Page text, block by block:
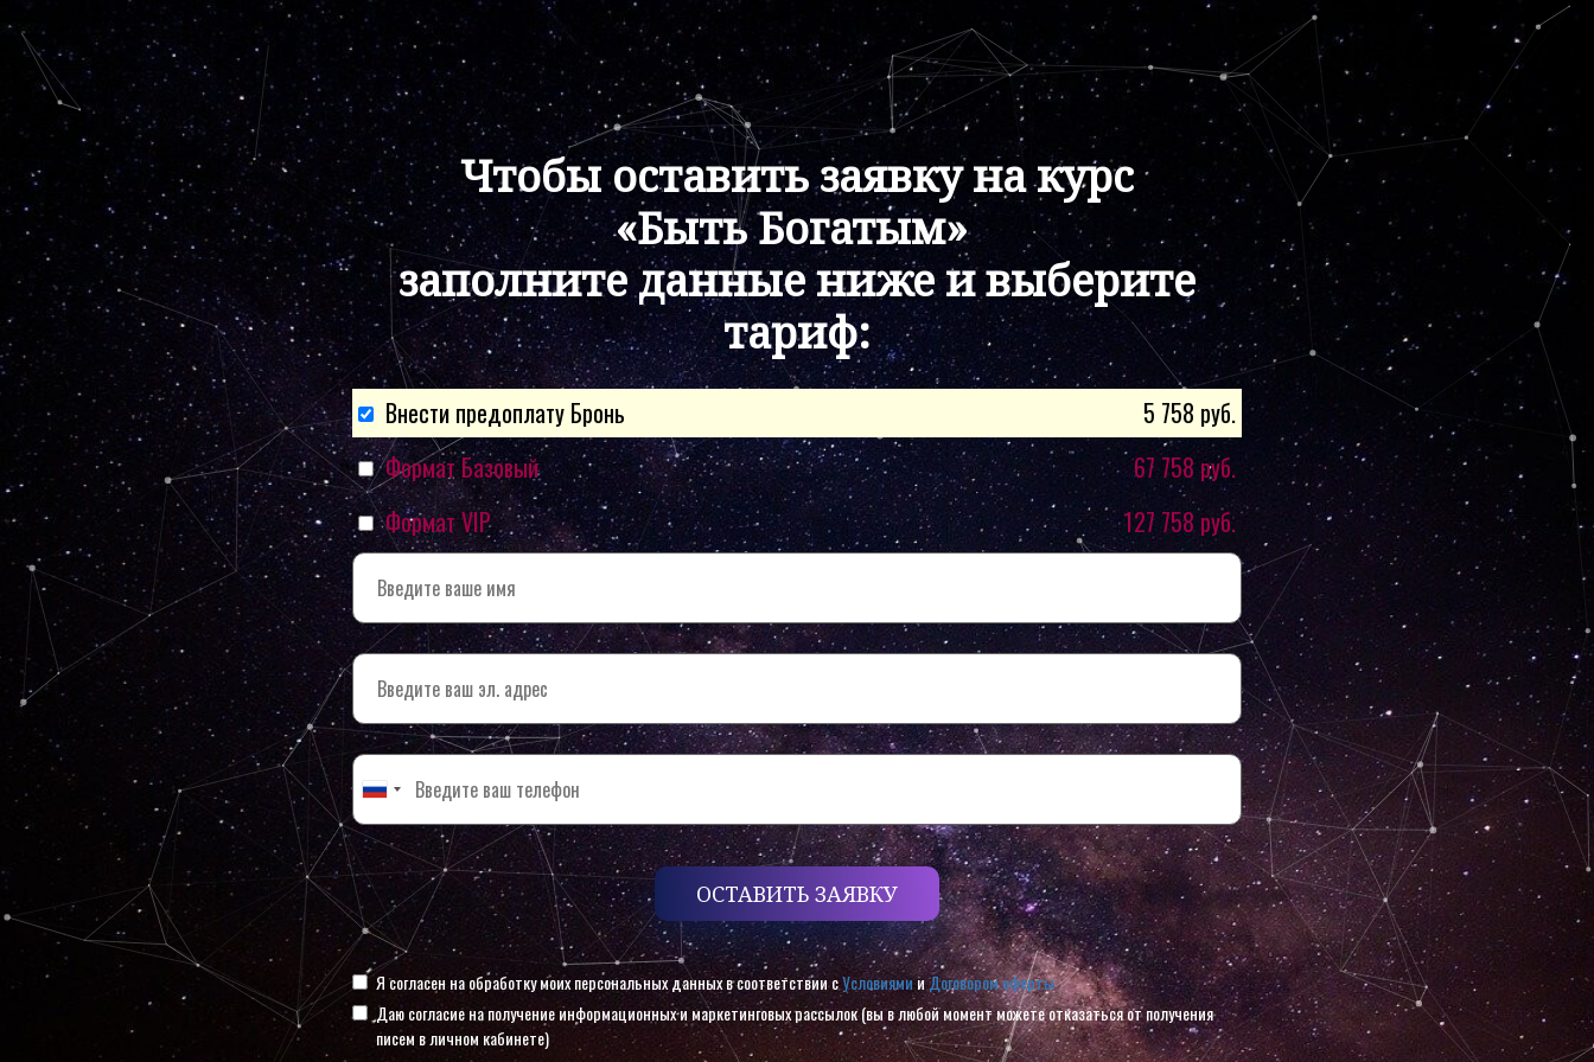
Чтобы оставить заявку на курс
«Быть Богатым»
заполните данные ниже и выберите
тариф:
Внести предоплату Бронь
5 758 руб.
Формат Базовый
67 758 руб.
Формат VIP
127 758 руб.
ОСТАВИТЬ ЗАЯВКУ
Я согласен на обработку моих персональных данных в соответствии сУсловиямииДоговором оферты
Даю согласие на получение информационных и маркетинговых рассылок (вы в любой момент можете отказаться от получения
писем в личном кабинете)